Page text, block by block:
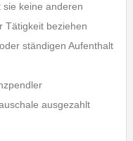
sie keine anderen
Tätigkeit beziehen
ständigen Aufenthalt
ausgezahlt